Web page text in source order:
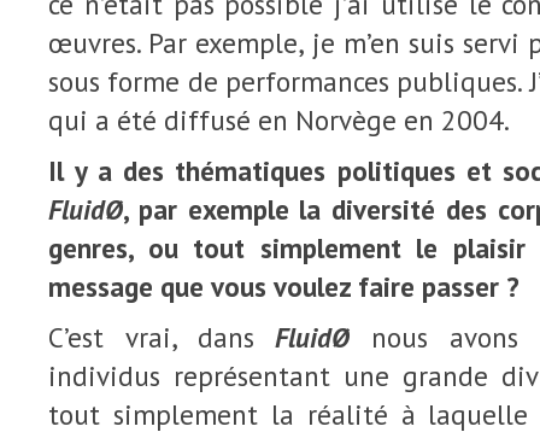
œuvres. Par exemple, je m’en suis
sous forme de performances publiques.
qui a été diffusé en Norvège en 2004.
Il y a des thématiques politiques et
FluidØ, par exemple la diversité des
genres, ou tout simplement le
message que vous voulez faire passer ?
C’est vrai, dansFluidØ nous avons
individus représentant une grande
tout simplement la réalité à laquelle